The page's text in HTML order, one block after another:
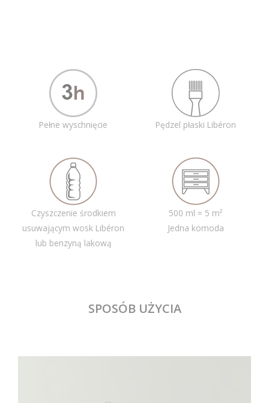
Pełne wyschnięcie Pędzel płaski Libéron
Czyszczenie środkiem
usuwającym wosk Libéron
lub benzyną lakową
500 ml = 5 m²
Jedna komoda
SPOSÓB UŻYCIA